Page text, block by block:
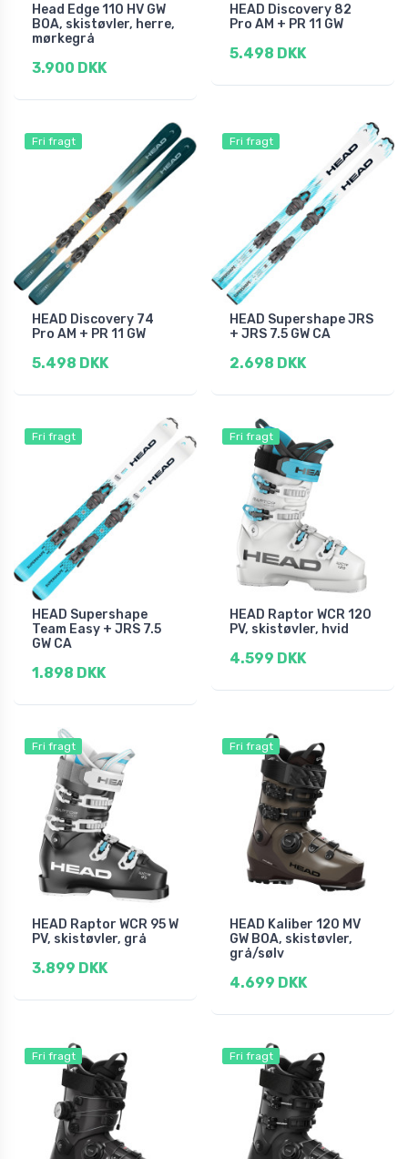
Head Edge 110 HV GW
BOA, skistøvler, herre,
mørkegrå
3.900 DKK
HEAD Discovery 82
Pro AM + PR 11 GW
5.498 DKK
Fri fragt
HEAD Discovery 74
Pro AM + PR 11 GW
5.498 DKK
Fri fragt
HEAD Supershape JRS
+ JRS 7.5 GW CA
2.698 DKK
Fri fragt
HEAD Supershape
Team Easy + JRS 7.5
GW CA
1.898 DKK
Fri fragt
HEAD Raptor WCR 120
PV, skistøvler, hvid
4.599 DKK
Fri fragt
HEAD Raptor WCR 95 W
PV, skistøvler, grå
3.899 DKK
Fri fragt
HEAD Kaliber 120 MV
GW BOA, skistøvler,
grå/sølv
4.699 DKK
Fri fragt Fri fragt